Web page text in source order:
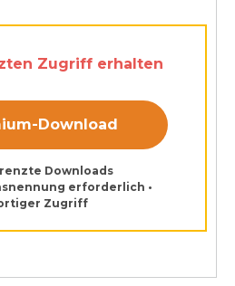
Zugriff erhalten
Download
Downloads
erforderlich •
Zugriff